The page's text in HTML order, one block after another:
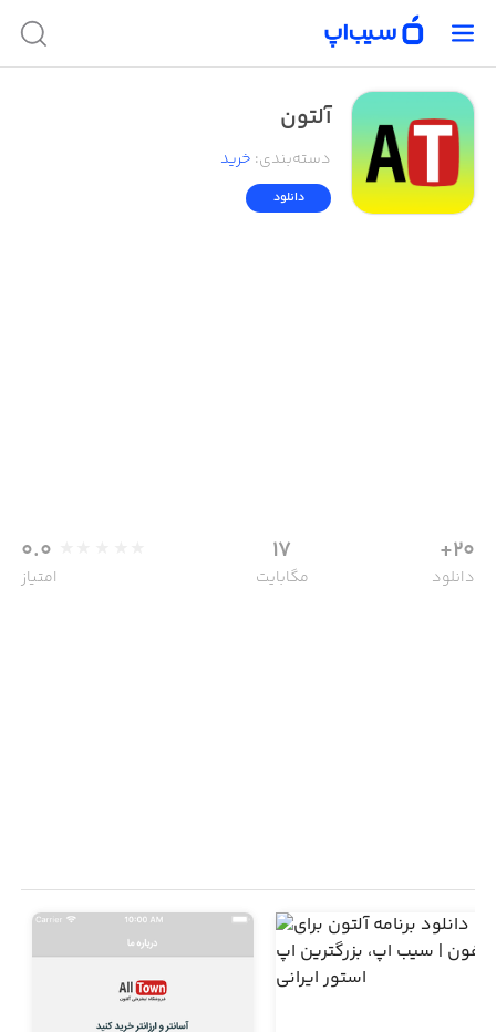
آلتون
دسته‌بندی: خرید
دانلود
20+
دانلود
17
مگابایت
0.0
امتیاز